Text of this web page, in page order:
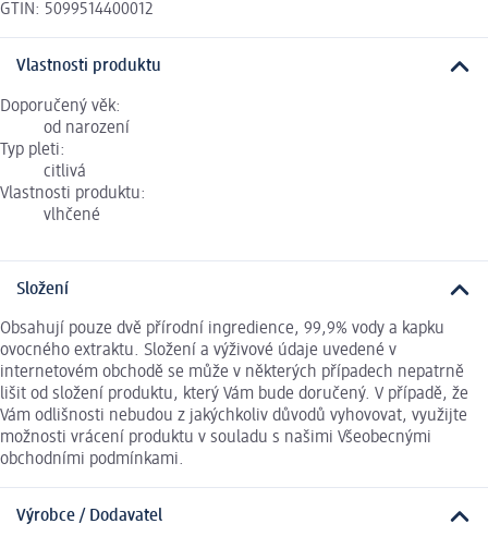
GTIN: 5099514400012
Vlastnosti produktu
Doporučený věk:
od narození
Typ pleti:
citlivá
Vlastnosti produktu:
vlhčené
Složení
Obsahují pouze dvě přírodní ingredience, 99,9% vody a kapku
ovocného extraktu. Složení a výživové údaje uvedené v
internetovém obchodě se může v některých případech nepatrně
lišit od složení produktu, který Vám bude doručený. V případě, že
Vám odlišnosti nebudou z jakýchkoliv důvodů vyhovovat, využijte
možnosti vrácení produktu v souladu s našimi Všeobecnými
obchodními podmínkami.
Výrobce / Dodavatel